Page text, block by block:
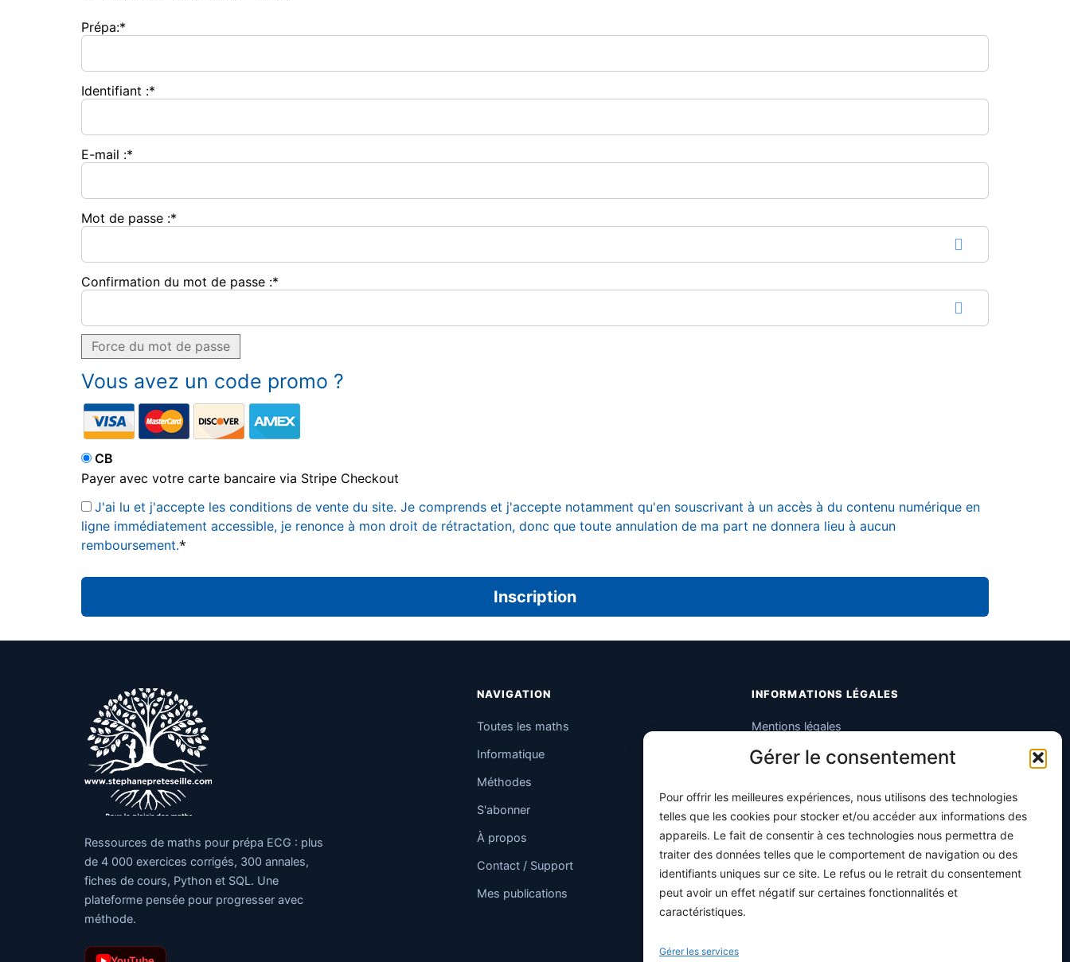
Gérer le consentement
Pour offrir les meilleures expériences, nous utilisons des technologies
telles que les cookies pour stocker et/ou accéder aux informations des
appareils. Le fait de consentir à ces technologies nous permettra de
traiter des données telles que le comportement de navigation ou des
identifiants uniques sur ce site. Le refus ou le retrait du consentement
peut avoir un effet négatif sur certaines fonctionnalités et
caractéristiques.
Gérer les services
Prépa:*
Identifiant :*
E-mail :*
Mot de passe :*
Confirmation du mot de passe :*
Force du mot de passe
Vous avez un code promo ?
CB
Payer avec votre carte bancaire via Stripe Checkout
J'ai lu et j'accepte les conditions de vente du site. Je comprends et j'accepte notamment qu'en souscrivant à un accès à du contenu numérique en
ligne immédiatement accessible, je renonce à mon droit de rétractation, donc que toute annulation de ma part ne donnera lieu à aucun
remboursement.*
Ressources de maths pour prépa ECG : plus
de 4 000 exercices corrigés, 300 annales,
fiches de cours, Python et SQL. Une
plateforme pensée pour progresser avec
méthode.
NAVIGATION
Toutes les maths
Informatique
Méthodes
S'abonner
À propos
Contact / Support
Mes publications
INFORMATIONS LÉGALES
Mentions légales
Politique de confidentialité
Programme officiel